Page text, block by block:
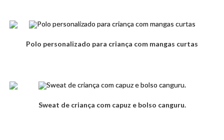
Polo personalizado para criança com mangas curtas
Sweat de criança com capuz e bolso canguru.